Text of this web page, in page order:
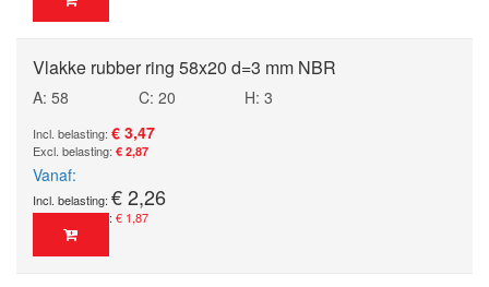
Vlakke rubber ring 58x20 d=3 mm NBR
A: 58 C: 20
H: 3
€ 3,47
€ 2,87
Vanaf
€ 2,26
€ 1,87